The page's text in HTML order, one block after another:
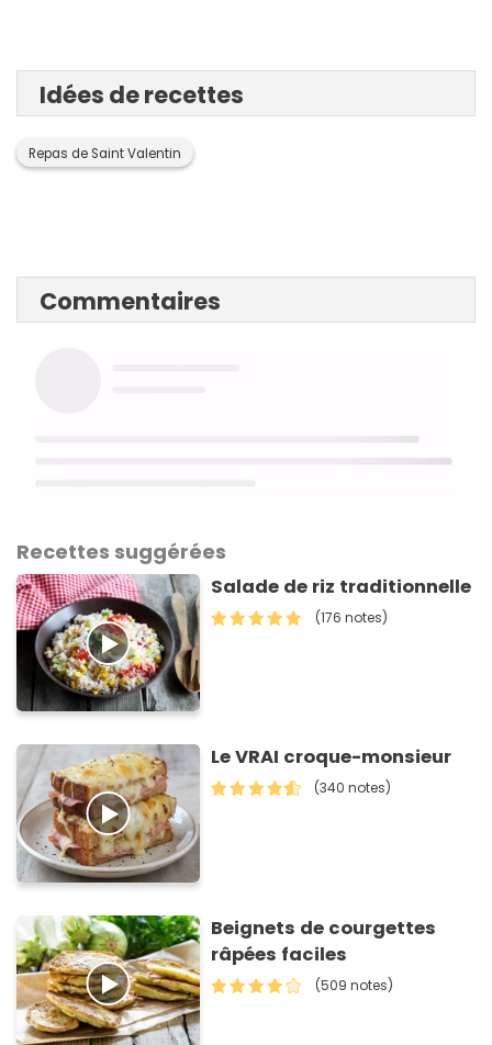
Idées de recettes
Repas de Saint Valentin
Commentaires
Recettes suggérées
Salade de riz traditionnelle
(176 notes)
Le VRAI croque-monsieur
(340 notes)
Beignets de courgettes
râpées faciles
(509 notes)